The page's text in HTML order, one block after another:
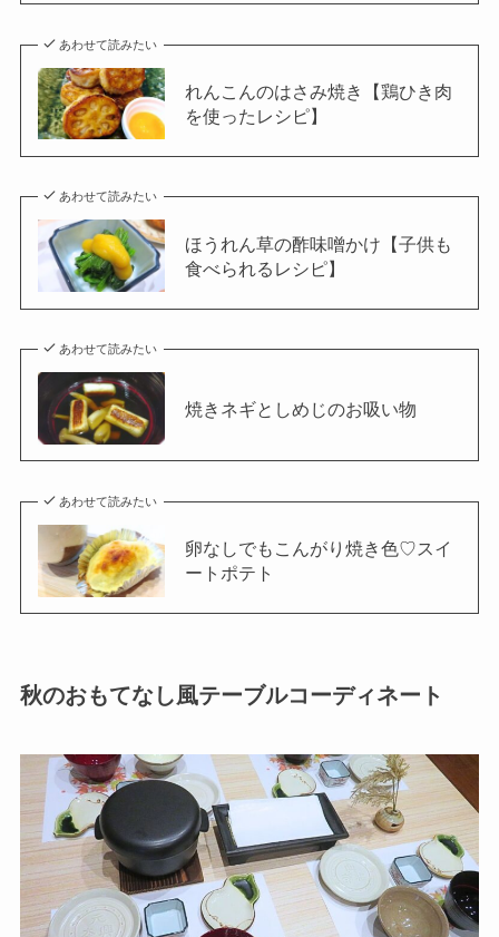
あわせて読みたい
れんこんのはさみ焼き【鶏ひき肉
を使ったレシピ】
あわせて読みたい
ほうれん草の酢味噌かけ【子供も
食べられるレシピ】
あわせて読みたい
焼きネギとしめじのお吸い物
あわせて読みたい
卵なしでもこんがり焼き色♡スイ
ートポテト
秋のおもてなし風テーブルコーディネート